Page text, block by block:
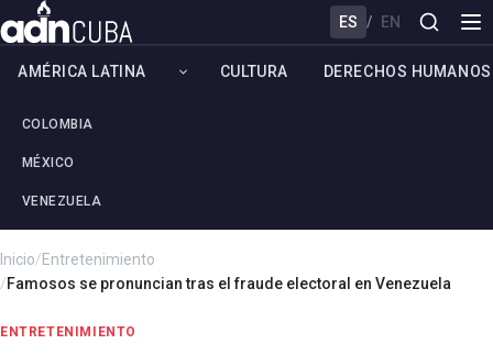
ES / EN
AMÉRICA LATINA
COLOMBIA
MÉXICO
VENEZUELA
CULTURA DERECHOS HUMANOS
Inicio/Entretenimiento
/Famosos se pronuncian tras el fraude electoral en Venezuela
ENTRETENIMIENTO